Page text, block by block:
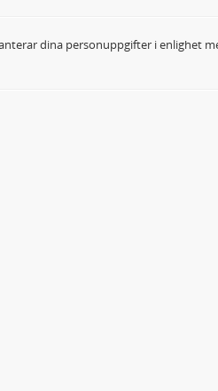
dina personuppgifter i enlighet